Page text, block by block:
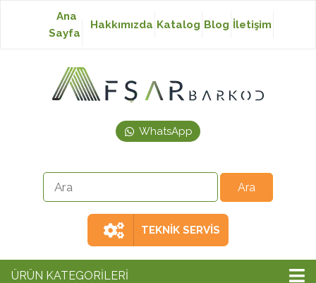
Baskısız Etiket
Japon Akmaz Yıkama
Ribon
Ana
Sayfa
Hakkımızda Katalog Blog İletişim
WhatsApp
TEKNİK SERVİS
ÜRÜN KATEGORİLERİ